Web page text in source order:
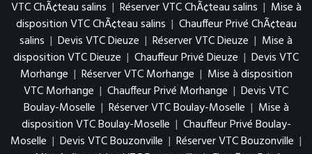
VTC ChÃ¢teau salins | Réserver VTC ChÃ¢teau salins | Mise à
disposition VTC ChÃ¢teau salins | Chauffeur Privé ChÃ¢teau
salins | Devis VTC Dieuze | Réserver VTC Dieuze | Mise à
disposition VTC Dieuze | Chauffeur Privé Dieuze | Devis VTC
Morhange | Réserver VTC Morhange | Mise à disposition
VTC Morhange | Chauffeur Privé Morhange | Devis VTC
Boulay-Moselle | Réserver VTC Boulay-Moselle | Mise à
disposition VTC Boulay-Moselle | Chauffeur Privé Boulay-
Moselle | Devis VTC Bouzonville | Réserver VTC Bouzonville |